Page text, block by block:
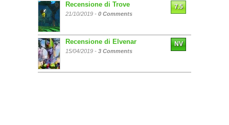
Recensione di Trove
21/10/2019 - 0 Comments
7.5
Recensione di Elvenar
15/04/2019 - 3 Comments
NV